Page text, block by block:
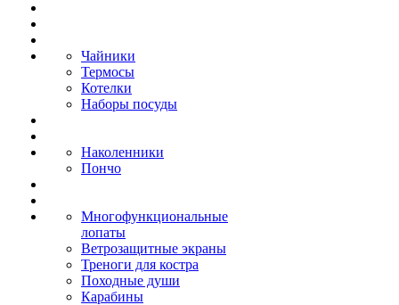
Чайники
Термосы
Котелки
Наборы посуды
Наколенники
Пончо
Многофункциональные
лопаты
Ветрозащитные экраны
Треноги для костра
Походные души
Карабины